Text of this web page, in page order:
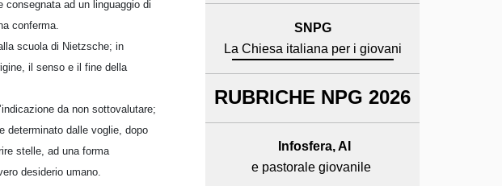
ad un linguaggio di
conferma.
scuola di Nietzsche; in
il senso e il fine della
da non sottovalutare;
determinato dalle voglie, dopo
stelle, ad una forma
desiderio umano.
SNPG
La Chiesa italiana per i giovani
RUBRICHE NPG 2026
Infosfera, AI
e pastorale giovanile